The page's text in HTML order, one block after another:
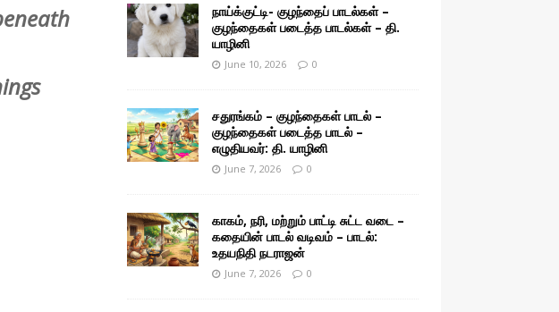
நாய்க்குட்டி- குழந்தைப் பாடல்கள் –
குழந்தைகள் படைத்த பாடல்கள் – தி.
யாழினி
June 10, 2026 0
சதுரங்கம் – குழந்தைகள் பாடல் –
குழந்தைகள் படைத்த பாடல் –
எழுதியவர்: தி. யாழினி
June 7, 2026 0
காகம், நரி, மற்றும் பாட்டி சுட்ட வடை –
கதையின் பாடல் வடிவம் – பாடல்:
உதயநிதி நடராஜன்
June 7, 2026 0